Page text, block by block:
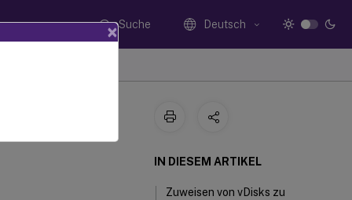
Suche Deutsch
IN DIESEM ARTIKEL
Zuweisen von vDisks zu
×